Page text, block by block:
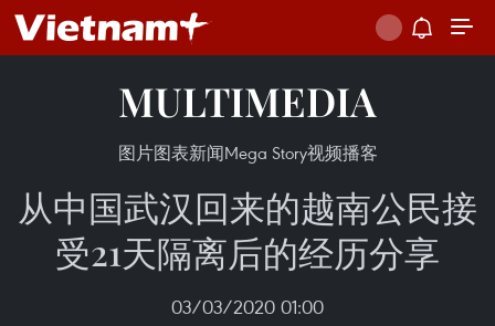
MULTIMEDIA
图片图表新闻Mega Story视频播客
从中国武汉回来的越南公民接
受21天隔离后的经历分享
03/03/2020 01:00